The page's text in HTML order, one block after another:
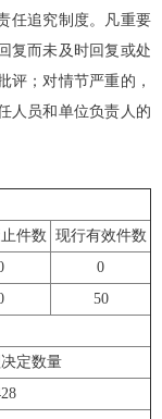
任追究制度。凡重要
复而未及时回复或处
评；对情节严重的，
人员和单位负责人的
件数
现行有效件数
0
50
定数量